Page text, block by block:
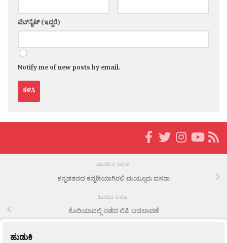
ವೆಬ್‌ಸೈಟ್ (ಇದ್ದರೆ)
Notify me of new posts by email.
ಮುಂದಿನ ಬರಹ
ಕನ್ನಡತನದ ಕನ್ನಡಿಯಾಗಿರಲಿ ಮಯ್ಸೂರು ದಸರಾ
ಹಿಂದಿನ ಬರಹ
ಕೊರಿಯಾದಲ್ಲಿ ನಡೆದ ಲಿಪಿ ಬದಲಾವಣೆ
ಹುಡುಕಿ